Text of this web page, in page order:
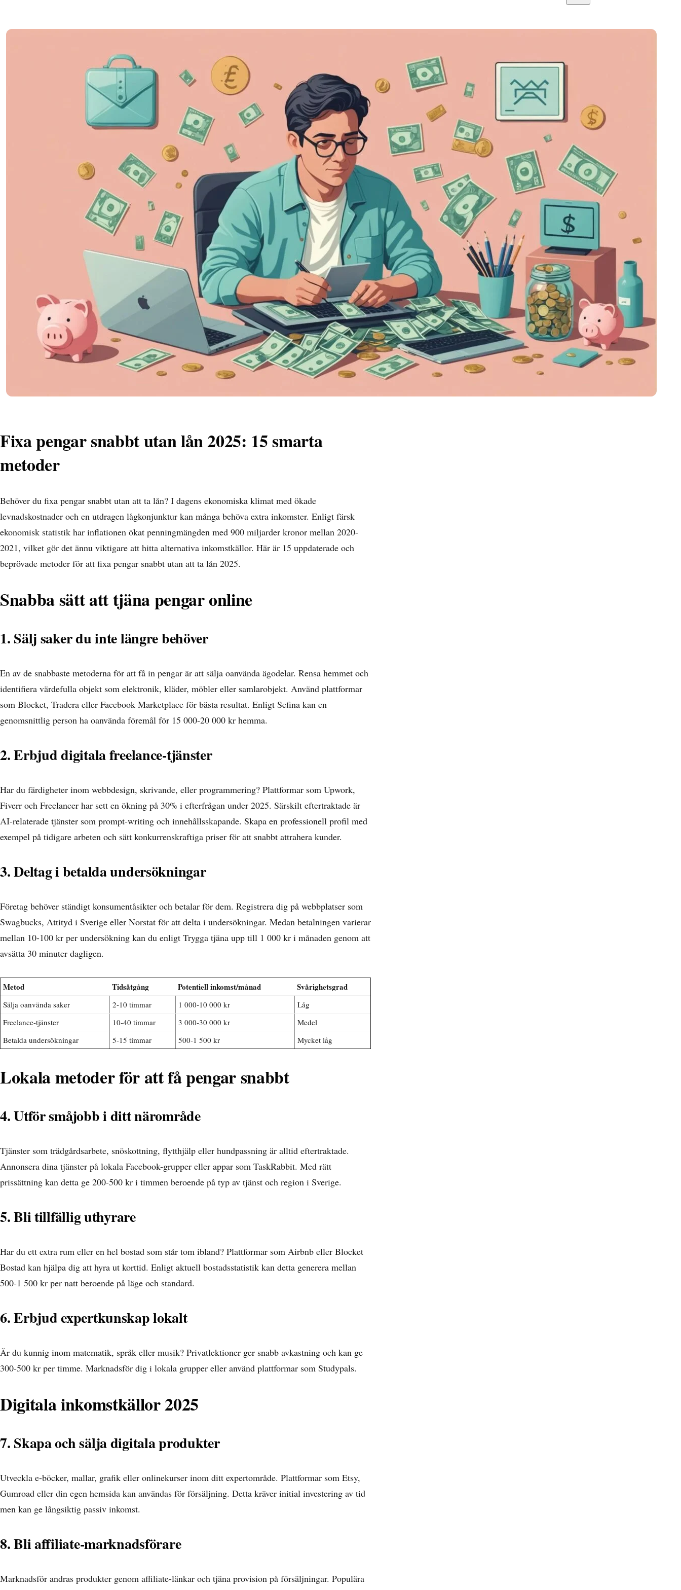
Fixa pengar snabbt utan lån 2025: 15 smarta
metoder
Behöver du fixa pengar snabbt utan att ta lån? I dagens ekonomiska klimat med ökade
levnadskostnader och en utdragen lågkonjunktur kan många behöva extra inkomster. Enligt färsk
ekonomisk statistik har inflationen ökat penningmängden med 900 miljarder kronor mellan 2020-
2021, vilket gör det ännu viktigare att hitta alternativa inkomstkällor. Här är 15 uppdaterade och
beprövade metoder för att fixa pengar snabbt utan att ta lån 2025.
Snabba sätt att tjäna pengar online
1. Sälj saker du inte längre behöver
En av de snabbaste metoderna för att få in pengar är att sälja oanvända ägodelar. Rensa hemmet och
identifiera värdefulla objekt som elektronik, kläder, möbler eller samlarobjekt. Använd plattformar
som Blocket, Tradera eller Facebook Marketplace för bästa resultat. Enligt Sefina kan en
genomsnittlig person ha oanvända föremål för 15 000-20 000 kr hemma.
2. Erbjud digitala freelance-tjänster
Har du färdigheter inom webbdesign, skrivande, eller programmering? Plattformar som Upwork,
Fiverr och Freelancer har sett en ökning på 30% i efterfrågan under 2025. Särskilt eftertraktade är
AI-relaterade tjänster som prompt-writing och innehållsskapande. Skapa en professionell profil med
exempel på tidigare arbeten och sätt konkurrenskraftiga priser för att snabbt attrahera kunder.
3. Deltag i betalda undersökningar
Företag behöver ständigt konsumentåsikter och betalar för dem. Registrera dig på webbplatser som
Swagbucks, Attityd i Sverige eller Norstat för att delta i undersökningar. Medan betalningen varierar
mellan 10-100 kr per undersökning kan du enligt Trygga tjäna upp till 1 000 kr i månaden genom att
avsätta 30 minuter dagligen.
Metod Tidsåtgång Potentiell inkomst/månad Svårighetsgrad
Sälja oanvända saker 2-10 timmar 1 000-10 000 kr
Låg
Freelance-tjänster
10-40 timmar 3 000-30 000 kr
Medel
Betalda undersökningar
5-15 timmar 500-1 500 kr Mycket låg
Lokala metoder för att få pengar snabbt
4. Utför småjobb i ditt närområde
Tjänster som trädgårdsarbete, snöskottning, flytthjälp eller hundpassning är alltid eftertraktade.
Annonsera dina tjänster på lokala Facebook-grupper eller appar som TaskRabbit. Med rätt
prissättning kan detta ge 200-500 kr i timmen beroende på typ av tjänst och region i Sverige.
5. Bli tillfällig uthyrare
Har du ett extra rum eller en hel bostad som står tom ibland? Plattformar som Airbnb eller Blocket
Bostad kan hjälpa dig att hyra ut korttid. Enligt aktuell bostadsstatistik kan detta generera mellan
500-1 500 kr per natt beroende på läge och standard.
6. Erbjud expertkunskap lokalt
Är du kunnig inom matematik, språk eller musik? Privatlektioner ger snabb avkastning och kan ge
300-500 kr per timme. Marknadsför dig i lokala grupper eller använd plattformar som Studypals.
Digitala inkomstkällor 2025
7. Skapa och sälja digitala produkter
Utveckla e-böcker, mallar, grafik eller onlinekurser inom ditt expertområde. Plattformar som Etsy,
Gumroad eller din egen hemsida kan användas för försäljning. Detta kräver initial investering av tid
men kan ge långsiktig passiv inkomst.
8. Bli affiliate-marknadsförare
Marknadsför andras produkter genom affiliate-länkar och tjäna provision på försäljningar. Populära